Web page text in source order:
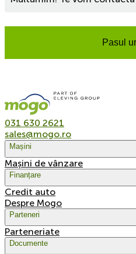
Pasul
031 630 2621
sales@mogo.ro
Mașini
Mașini de vânzare
Finanțare
Credit auto
Despre Mogo
Parteneri
Parteneriate
Documente